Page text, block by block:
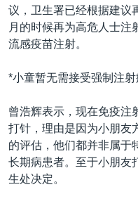
关注新疆
GEN Z 看美国
议，卫生署已经根据建议
月的时候再为高危人士注
流感疫苗注射。
*小童暂无需接受强制注
曾浩辉表示，现在免疫注
打针，理由是因为小朋友
的评估，他们都并非属于
长期病患者。至于小朋友
生处决定。